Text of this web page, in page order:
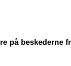
på beskederne